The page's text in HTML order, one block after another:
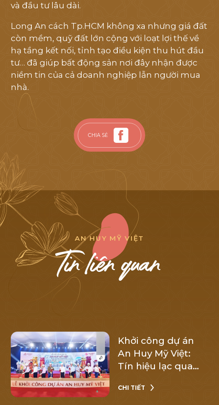
và đầu tư lâu dài.
Long An cách Tp.HCM không xa nhưng giá đất
còn mềm, quỹ đất lớn cộng với loạt lợi thế về
hạ tầng kết nối, tỉnh tạo điều kiện thu hút đầu
tư… đã giúp bất động sản nơi đây nhận được
niềm tin của cả doanh nghiệp lẫn người mua
nhà.
CHIA SẺ
AN H UY MỸ VI ỆT
Tinliênquan
Khởi công dự án
An Huy Mỹ Việt:
Tín hiệu lạc quan
bất động sản
CHI TIẾT